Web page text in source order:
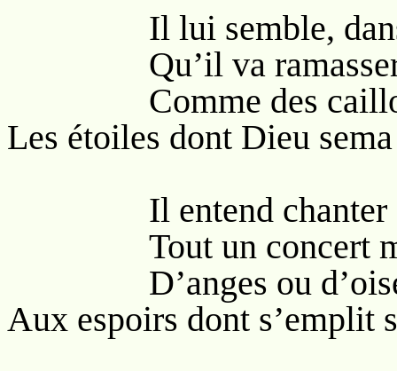
Il lui semble, dans
Qu’il va ramasser,
Comme des
Les étoiles dont Dieu
Il entend chanter
Tout un concert
D’anges ou
Aux espoirs dont s’emplit